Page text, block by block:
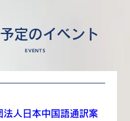
定のイベント
EVENTS
法人日本中国語通訳案